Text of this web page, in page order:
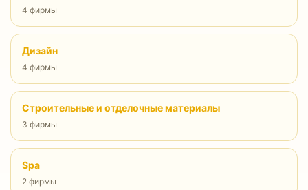
4 фирмы
Дизайн
4 фирмы
Строительные и отделочные материалы
3 фирмы
Spa
2 фирмы